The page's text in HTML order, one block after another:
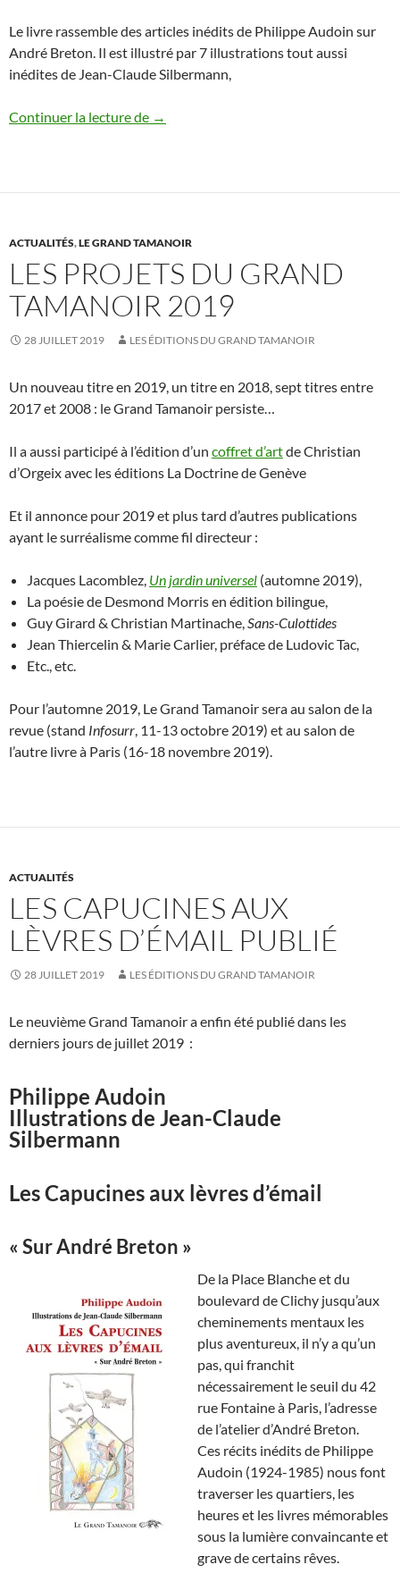
Le livre rassemble des articles inédits de Philippe Audoin sur
André Breton. Il est illustré par 7 illustrations tout aussi
inédites de Jean-Claude Silbermann,
Continuer la lecture de Illustrations de Jean-Claude
→
ACTUALITÉS,LE GRAND TAMANOIR
LES PROJETS DU GRAND
TAMANOIR 2019
28 JUILLET 2019 LES ÉDITIONS DU GRAND TAMANOIR
Un nouveau titre en 2019, un titre en 2018, sept titres entre
2017 et 2008 : le Grand Tamanoir persiste…
Il a aussi participé à l’édition d’un coffret d’artde Christian
d’Orgeix avec les éditions La Doctrine de Genève
Et il annonce pour 2019 et plus tard d’autres publications
ayant le surréalisme comme fil directeur :
Jacques Lacomblez, Un jardin universel (automne 2019),
La poésie de Desmond Morris en édition bilingue,
Guy Girard & Christian Martinache,Sans-Culottides
Jean Thiercelin & Marie Carlier, préface de Ludovic Tac,
Etc., etc.
Pour l’automne 2019, Le Grand Tamanoir sera au salon de la
revue (stand Infosurr, 11-13 octobre 2019) et au salon de
l’autre livre à Paris (16-18 novembre 2019).
ACTUALITÉS
LES CAPUCINES AUX
LÈVRES D’ÉMAIL PUBLIÉ
28 JUILLET 2019 LES ÉDITIONS DU GRAND TAMANOIR
Le neuvième Grand Tamanoir a enfin été publié dans les
derniers jours de juillet 2019 :
Philippe Audoin
Illustrations de Jean-Claude
Silbermann
Les Capucines aux lèvres d’émail
« Sur André Breton »
De la Place Blanche et du
boulevard de Clichy jusqu’aux
cheminements mentaux les
plus aventureux, il n’y a qu’un
pas, qui franchit
nécessairement le seuil du 42
rue Fontaine à Paris, l’adresse
de l’atelier d’André Breton.
Ces récits inédits de Philippe
Audoin (1924-1985) nous font
traverser les quartiers, les
heures et les livres mémorables
sous la lumière convaincante et
grave de certains rêves.